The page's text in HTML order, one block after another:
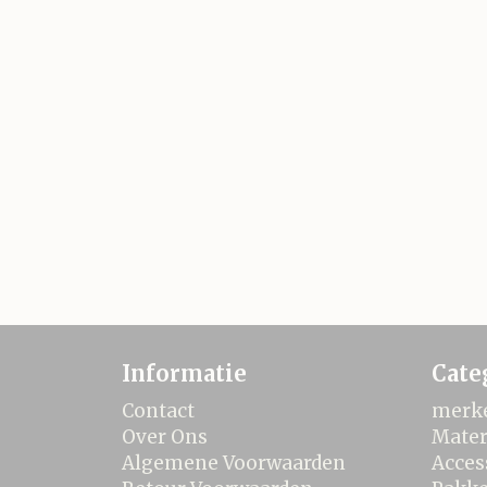
Informatie
Contact
Over Ons
Algemene Voorwaarden